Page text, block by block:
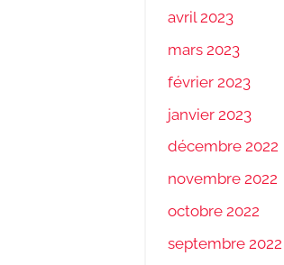
avril 2023
mars 2023
février 2023
janvier 2023
décembre 2022
novembre 2022
octobre 2022
septembre 2022